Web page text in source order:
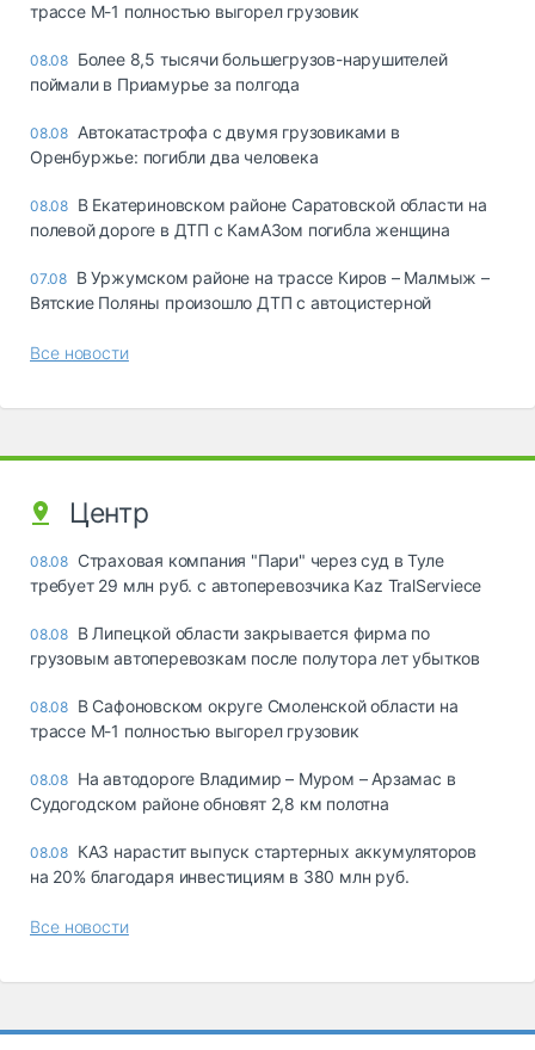
трассе М-1 полностью выгорел грузовик
08.08 Более 8,5 тысячи большегрузов-нарушителей
поймали в Приамурье за полгода
08.08 Автокатастрофа с двумя грузовиками в
Оренбуржье: погибли два человека
08.08 В Екатериновском районе Саратовской области на
полевой дороге в ДТП с КамАЗом погибла женщина
07.08 В Уржумском районе на трассе Киров – Малмыж –
Вятские Поляны произошло ДТП с автоцистерной
Все новости
Центр
08.08 Страховая компания "Пари" через суд в Туле
требует 29 млн руб. с автоперевозчика Kaz TralServiece
08.08 В Липецкой области закрывается фирма по
грузовым автоперевозкам после полутора лет убытков
08.08 В Сафоновском округе Смоленской области на
трассе М-1 полностью выгорел грузовик
08.08 На автодороге Владимир – Муром – Арзамас в
Судогодском районе обновят 2,8 км полотна
08.08 КАЗ нарастит выпуск стартерных аккумуляторов
на 20% благодаря инвестициям в 380 млн руб.
Все новости